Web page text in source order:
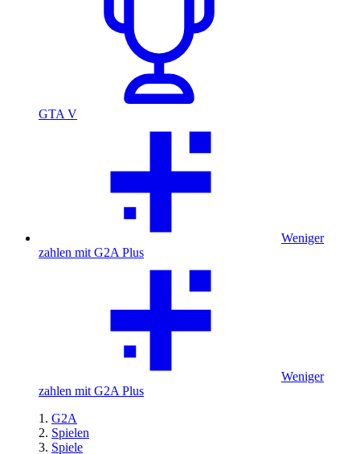
GTA V
Weniger
zahlen mit G2A Plus
Weniger
zahlen mit G2A Plus
G2A
Spielen
Spiele